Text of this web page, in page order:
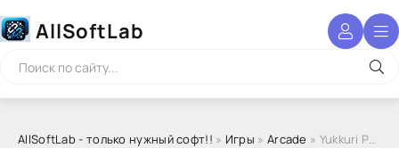
AllSoftLab
AllSoftLab - только нужный софт!! » Игры » Arcade » Yukkuri Panic Escalation (2012/ENG)